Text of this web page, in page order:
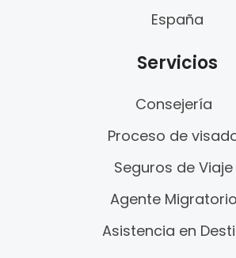
España
Servicios
Consejería
Proceso de
Seguros de Viaje
Agente Migratorio
Asistencia en